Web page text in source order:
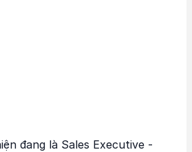
đang là Sales Executive -